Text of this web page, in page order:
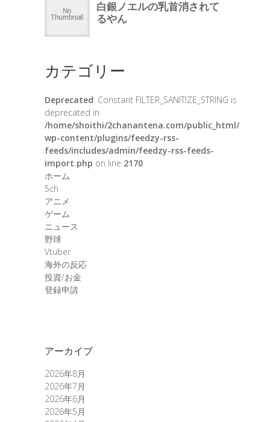
カテゴリー
Deprecated: Constant FILTER_SANITIZE_STRING is
deprecated in
/home/shoithi/2chanantena.com/public_html/
wp-content/plugins/feedzy-rss-
feeds/includes/admin/feedzy-rss-feeds-
import.php on line 2170
ホーム
5ch
アニメ
ゲーム
ニュース
野球
Vtuber
海外の反応
投資/お金
登録申請
アーカイブ
2026年8月
2026年7月
2026年6月
2026年5月